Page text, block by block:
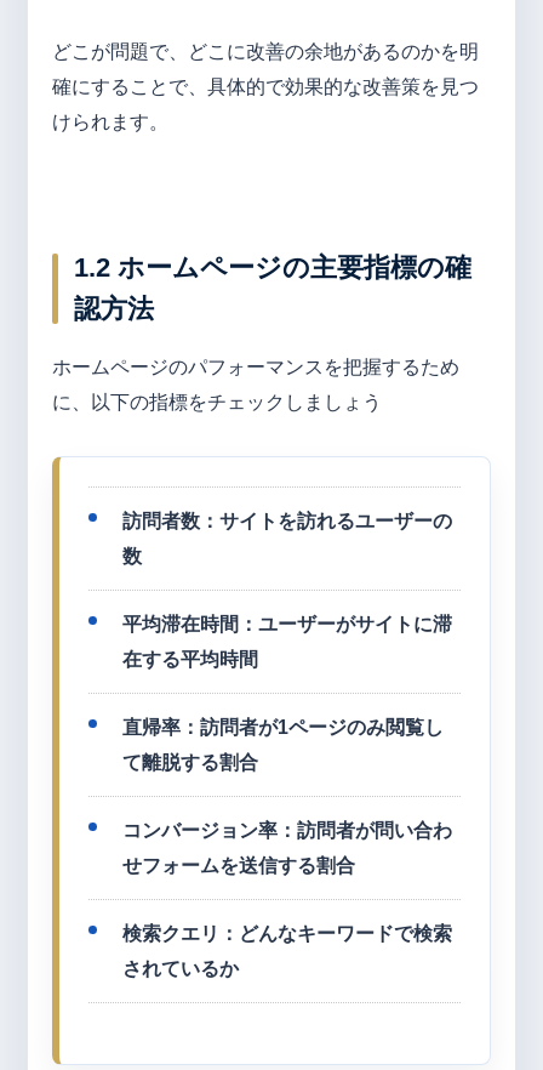
どこが問題で、どこに改善の余地があるのかを明
確にすることで、具体的で効果的な改善策を見つ
けられます。
1.2 ホームページの主要指標の確
認方法
ホームページのパフォーマンスを把握するため
に、以下の指標をチェックしましょう
訪問者数：サイトを訪れるユーザーの
数
平均滞在時間：ユーザーがサイトに滞
在する平均時間
直帰率：訪問者が1ページのみ閲覧し
て離脱する割合
コンバージョン率：訪問者が問い合わ
せフォームを送信する割合
検索クエリ：どんなキーワードで検索
されているか